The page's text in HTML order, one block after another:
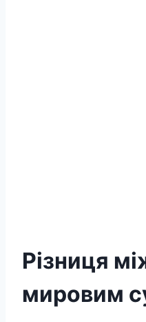
Різниця
мировим